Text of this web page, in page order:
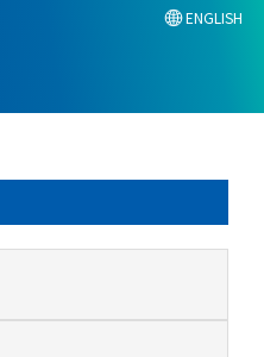
ENGLISH